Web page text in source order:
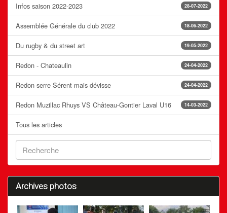
28-07-2022
Infos saison 2022-2023
18-06-2022
Assemblée Générale du club 2022
19-05-2022
Du rugby & du street art
24-04-2022
Redon - Chateaulin
24-04-2022
Redon serre Sérent mais dévisse
14-03-2022
Redon Muzillac Rhuys VS Château-Gontier Laval U16
Tous les articles
Archives photos